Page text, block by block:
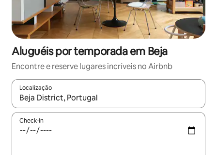
Aluguéis por temporada em Beja
Encontre e reserve lugares incríveis no Airbnb
Localização
Quando os resultados estiverem disponíveis, explore-os
Check-in